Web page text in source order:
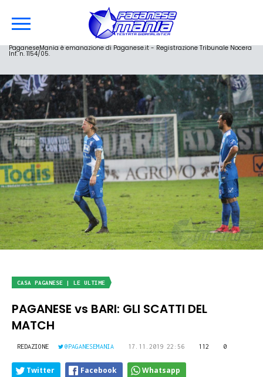
PaganeseMania è emanazione di Paganese.it - Registrazione Tribunale Nocera
Inf. n. 1154/05.
CASA PAGANESE | LE ULTIME
PAGANESE vs BARI: GLI SCATTI DEL
MATCH
REDAZIONE @PAGANESEMANIA 17.11.2019 22:56 112 0
Twitter Facebook Whatsapp